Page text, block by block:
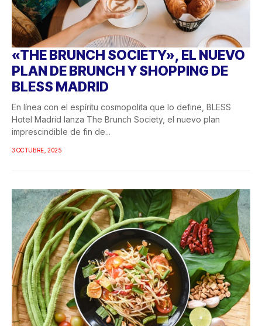
«THE BRUNCH SOCIETY», EL NUEVO
PLAN DE BRUNCH Y SHOPPING DE
BLESS MADRID
En línea con el espíritu cosmopolita que lo define, BLESS
Hotel Madrid lanza The Brunch Society, el nuevo plan
imprescindible de fin de...
3 OCTUBRE, 2025